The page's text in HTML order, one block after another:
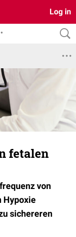
Log in
fetalen
von
Hypoxie
sichereren